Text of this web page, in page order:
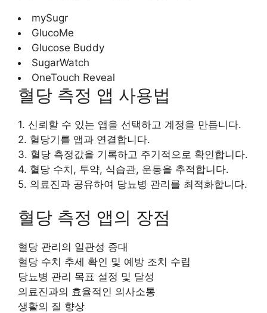
mySugr
GlucoMe
Glucose Buddy
SugarWatch
OneTouch Reveal
혈당 측정 앱 사용법
1. 신뢰할 수 있는 앱을 선택하고 계정을 만듭니다.
2. 혈당기를 앱과 연결합니다.
3. 혈당 측정값을 기록하고 주기적으로 확인합니다.
4. 혈당 수치, 투약, 식습관, 운동을 추적합니다.
5. 의료진과 공유하여 당뇨병 관리를 최적화합니다.
혈당 측정 앱의 장점
혈당 관리의 일관성 증대
혈당 수치 추세 확인 및 예방 조치 수립
당뇨병 관리 목표 설정 및 달성
의료진과의 효율적인 의사소통
생활의 질 향상